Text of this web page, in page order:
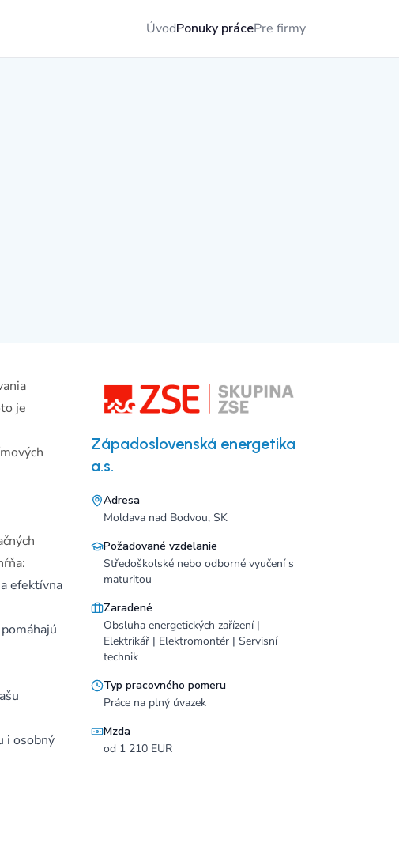
ÚvodPonuky prácePre firmy
je
efektívna
i osobný
Západoslovenská energetika
a.s.
Adresa
Moldava nad Bodvou, SK
Požadované vzdelanie
Středoškolské nebo odborné vyučení s
maturitou
Zaradené
Obsluha energetických zařízení |
Elektrikář | Elektromontér | Servisní
technik
Typ pracovného pomeru
Práce na plný úvazek
Mzda
od 1 210 EUR